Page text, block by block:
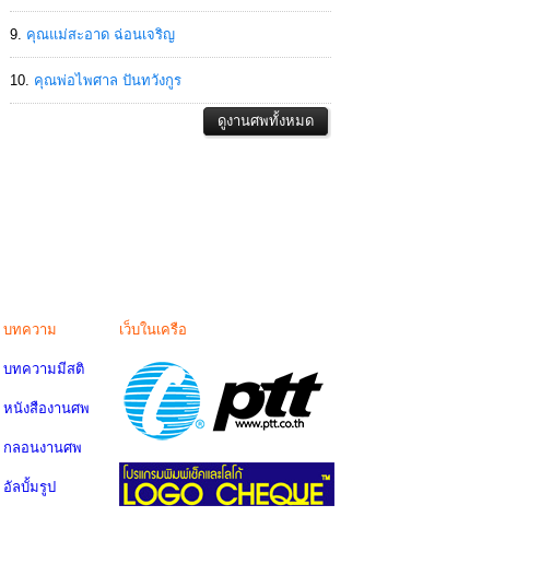
คุณแม่สะอาด ฉ่อนเจริญ
คุณพ่อไพศาล ปันทวังกูร
บทความ
บทความมีสติ
หนังสืองานศพ
กลอนงานศพ
อัลบั้มรูป
เว็บในเครือ